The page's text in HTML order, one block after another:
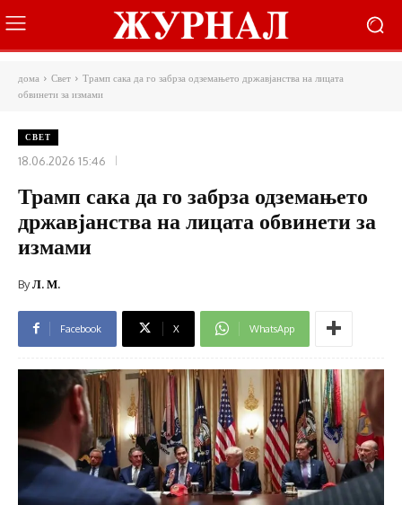
дома Свет
Трамп сака да го забрза одземањето државјанства на лицата
обвинети за измами
СВЕТ
18.06.2026 15:46
Трамп сака да го забрза одземањето
државјанства на лицата обвинети за
измами
ByЛ. М.
Facebook X WhatsApp